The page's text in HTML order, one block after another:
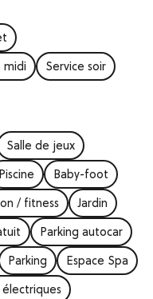
midi Service soir
Salle de jeux
Piscine
Baby-foot
/ fitness
Jardin
Parking autocar
Parking
Espace Spa